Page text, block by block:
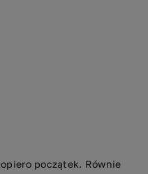
początek. Równie